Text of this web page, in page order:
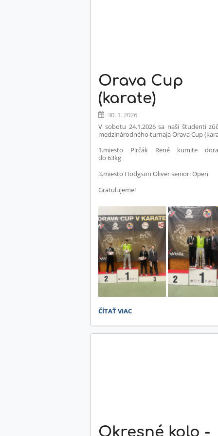
Orava Cup
(karate)
30. 1. 2026
V sobotu 24.1.2026 sa naši študenti
medzinárodného turnaja Orava Cup
1.miesto Pirčák René kumite
do 63kg
3.miesto Hodgson Oliver seniori Open
Gratulujeme!
ORAVA
(KARATE):
ČÍTAŤ VIAC
Okresné kolo -